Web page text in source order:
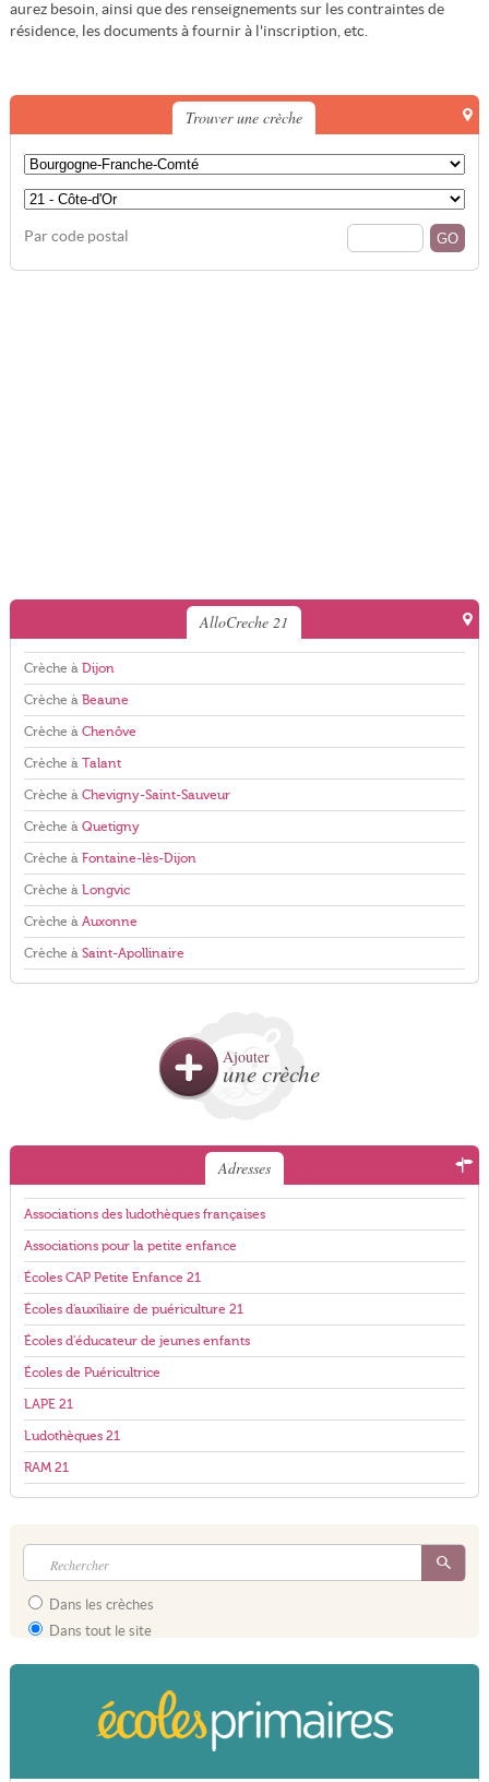
aurez besoin, ainsi que des renseignements sur les contraintes de
résidence, les documents à fournir à l'inscription, etc.
Trouver une crèche
Par code postal
AlloCreche 21
Crèche à Dijon
Crèche à Beaune
Crèche à Chenôve
Crèche à Talant
Crèche à Chevigny-Saint-Sauveur
Crèche à Quetigny
Crèche à Fontaine-lès-Dijon
Crèche à Longvic
Crèche à Auxonne
Crèche à Saint-Apollinaire
Ajouter
une crèche
Adresses
Associations des ludothèques françaises
Associations pour la petite enfance
Écoles CAP Petite Enfance 21
Écoles d'auxiliaire de puériculture 21
Écoles d'éducateur de jeunes enfants
Écoles de Puéricultrice
LAPE 21
Ludothèques 21
RAM 21
Dans les crèches
Dans tout le site